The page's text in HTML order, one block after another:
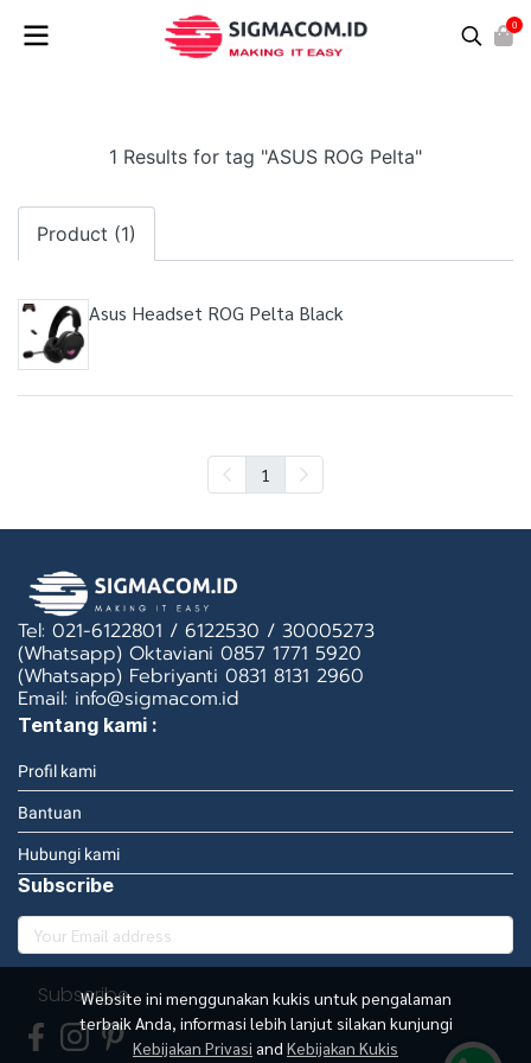
0
1 Results for tag "ASUS ROG Pelta"
Product (1)
Asus Headset ROG Pelta Black
1
Website ini menggunakan kukis untuk pengalaman
terbaik Anda, informasi lebih lanjut silakan kunjungi
Kebijakan Privasi and Kebijakan Kukis
Tel: 021-6122801 / 6122530 / 30005273
(Whatsapp) Oktaviani 0857 1771 5920
(Whatsapp) Febriyanti 0831 8131 2960
Email: info@sigmacom.id
Tentang kami :
Profil kami
Bantuan
Hubungi kami
Subscribe
Subscribe